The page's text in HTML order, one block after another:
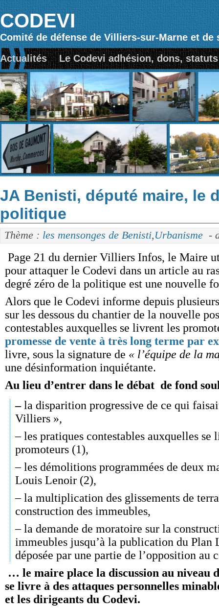
CODEVI
Comité de défense de Villiers-sur-Marne et de
Actualités
Le Codevi adhésion, dons, statuts
JA Benisti, député maire, le
politique
Thème : les mensonges de Benisti,Urbanisme -
Page 21 du dernier Villiers Infos, le Maire
pour attaquer le Codevi dans un article au
degré zéro de la politique est une nouvelle
Alors que le Codevi informe depuis
sur les dessous du chantier de la nouvelle
contestables auxquelles se livrent les
promesse de vente à très long terme par
livre, sous la signature de « l’équipe de la
une désinformation inquiétante.
Au lieu d’entrer dans le débat de fond
–la disparition progressive de ce qui
Villiers »,
– les pratiques contestables auxquelles se
promoteurs (1),
– les démolitions programmées de deux
Louis Lenoir (2),
– la multiplication des glissements de
construction des immeubles,
– la demande de moratoire sur la
immeubles jusqu’à la publication du Plan
déposée par une partie de l’opposition au
… le maire place la discussion au niveau
se livre à des attaques personnelles
et les dirigeants du Codevi.